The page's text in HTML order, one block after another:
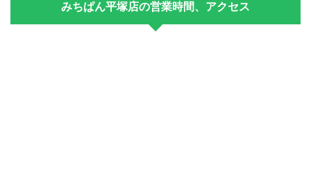
みちぱん平塚店の営業時間、アクセス